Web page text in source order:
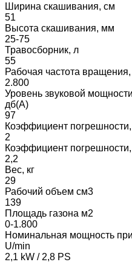
Ширина скашивания, см
51
Высота скашивания, мм
25-75
Травосборник, л
55
Рабочая частота
2.800
Уровень звуковой
дб(A)
97
Коэффициент
2
Коэффициент погрешности,
2,2
Вес, кг
29
Рабочий объем см3
139
Площадь газона м2
0-1.800
Номинальная мощность
U/min
2,1 kW / 2,8 PS